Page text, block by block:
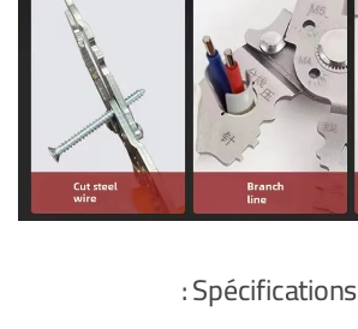
Spécifications :